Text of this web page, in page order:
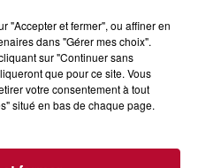
"Accepter et fermer", ou affiner en
dans "Gérer mes choix".
sur "Continuer sans
que pour ce site. Vous
votre consentement à tout
situé en bas de chaque page.